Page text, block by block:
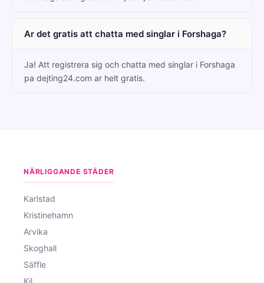
Ar det gratis att chatta med singlar i Forshaga?
Ja! Att registrera sig och chatta med singlar i Forshaga
pa dejting24.com ar helt gratis.
NÄRLIGGANDE STÄDER
Karlstad
Kristinehamn
Arvika
Skoghall
Säffle
Kil